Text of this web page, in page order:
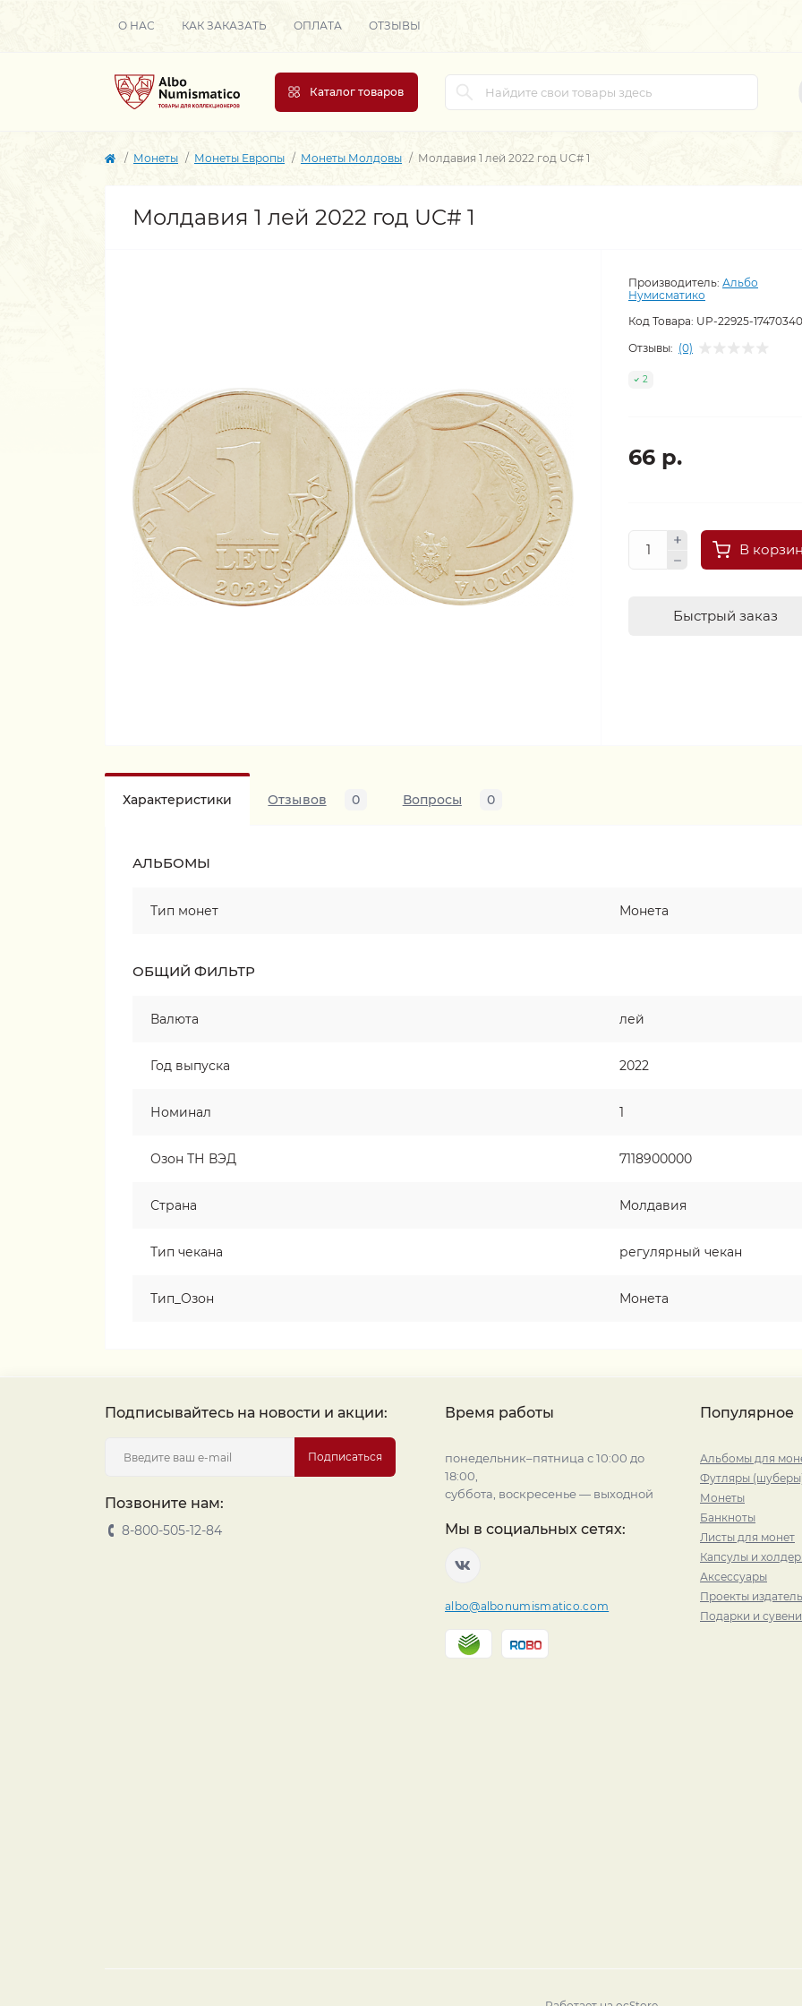
О НАС КАК ЗАКАЗАТЬ ОПЛАТА ОТЗЫВЫ
Каталог товаров
Монеты Монеты Европы Монеты Молдовы Молдавия 1 лей 2022 год UC# 1
Молдавия 1 лей 2022 год UC# 1
Производитель: Альбо
Нумисматико
Код Товара: UP-22925-
Отзывы: (0)
2
66 р.
В
Быстрый заказ
Характеристики Отзывов 0 Вопросы 0
АЛЬБОМЫ
Тип монет Монета
ОБЩИЙ ФИЛЬТР
Валюта лей
Год выпуска 2022
Номинал 1
Озон ТН ВЭД 7118900000
Страна Молдавия
Тип чекана регулярный чекан
Тип_Озон Монета
Подписывайтесь на новости и акции:
Подписаться
Позвоните нам:
8-800-505-12-84
Время работы
понедельник–пятница с 10:00 до
18:00,
суббота, воскресенье — выходной
Мы в социальных сетях:
albo@albonumismatico.com
Популярное
Альбомы для
Футляры
Монеты
Банкноты
Листы для монет
Капсулы и
Аксессуары
Проекты
Подарки и